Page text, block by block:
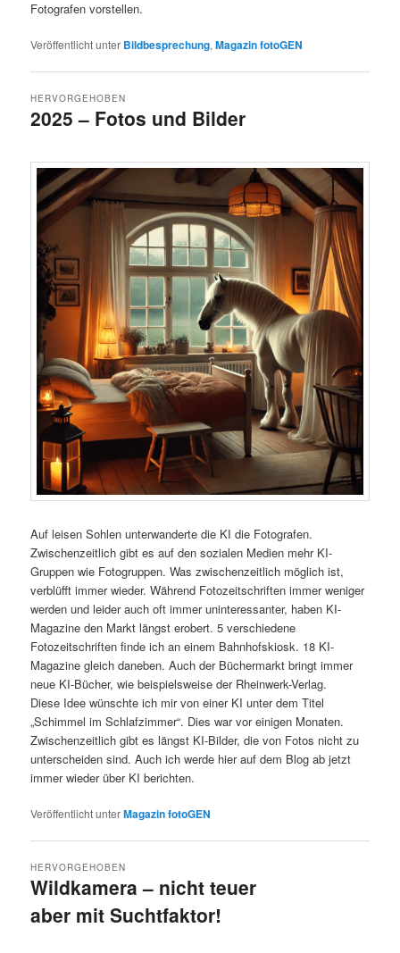
Fotografen vorstellen.
Veröffentlicht unter Bildbesprechung,Magazin fotoGEN
2025 – Fotos und Bilder
HERVORGEHOBEN
Auf leisen Sohlen unterwanderte die KI die Fotografen.
Zwischenzeitlich gibt es auf den sozialen Medien mehr KI-
Gruppen wie Fotogruppen. Was zwischenzeitlich möglich ist,
verblüfft immer wieder. Während Fotozeitschriften immer weniger
werden und leider auch oft immer uninteressanter, haben KI-
Magazine den Markt längst erobert. 5 verschiedene
Fotozeitschriften finde ich an einem Bahnhofskiosk. 18 KI-
Magazine gleich daneben. Auch der Büchermarkt bringt immer
neue KI-Bücher, wie beispielsweise der Rheinwerk-Verlag.
Diese Idee wünschte ich mir von einer KI unter dem Titel
„Schimmel im Schlafzimmer“. Dies war vor einigen Monaten.
Zwischenzeitlich gibt es längst KI-Bilder, die von Fotos nicht zu
unterscheiden sind. Auch ich werde hier auf dem Blog ab jetzt
immer wieder über KI berichten.
Veröffentlicht unterMagazin fotoGEN
Wildkamera – nicht teuer
aber mit Suchtfaktor!
HERVORGEHOBEN